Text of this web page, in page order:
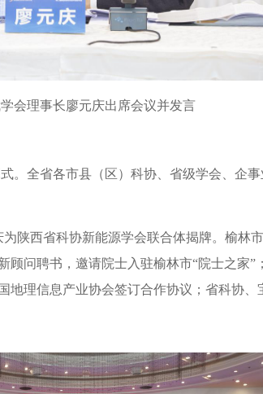
会理事长廖元庆出席会议并发言
。全省各市县（区）科协、省级学会、企
陕西省科协新能源学会联合体揭牌。榆林
问聘书，邀请院士入驻榆林市“院士之家
理信息产业协会签订合作协议；省科协、